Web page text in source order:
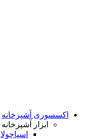
اکسسوری آشپزخانه
ابزار آشپزخانه
اسپاچولا